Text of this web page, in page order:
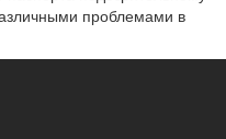
проблемами в